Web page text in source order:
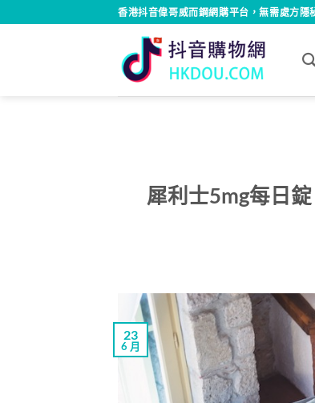
to
香港抖音偉哥威而鋼網購平台，無需處方隱
犀利士5mg每日
23
6 月